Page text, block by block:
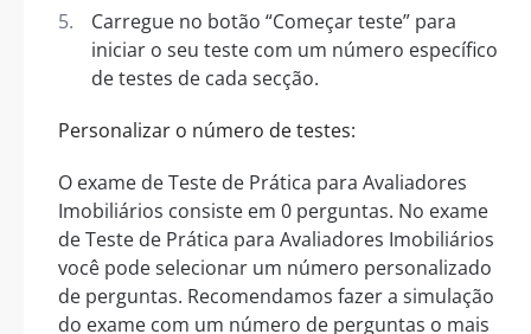
Carregue no botão “Começar teste” para
iniciar o seu teste com um número específico
de testes de cada secção.
Personalizar o número de testes:
O exame de Teste de Prática para Avaliadores
Imobiliários consiste em 0 perguntas. No exame
de Teste de Prática para Avaliadores Imobiliários
você pode selecionar um número personalizado
de perguntas. Recomendamos fazer a simulação
do exame com um número de perguntas o mais